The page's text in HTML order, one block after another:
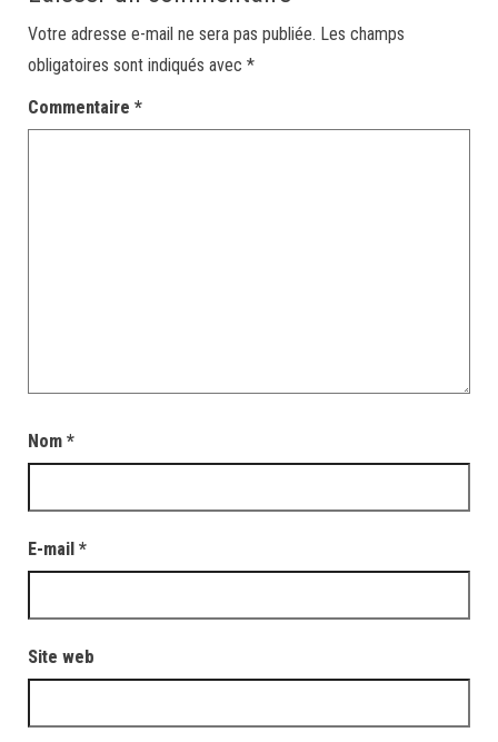
Votre adresse e-mail ne sera pas publiée. Les champs
obligatoires sont indiqués avec *
Commentaire *
Nom *
E-mail *
Site web